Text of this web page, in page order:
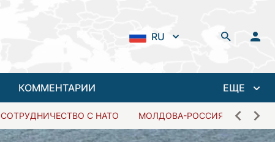
RU
КОММЕНТАРИИ ЕЩЕ
СОТРУДНИЧЕСТВО С НАТО МОЛДОВА-РОССИЯ